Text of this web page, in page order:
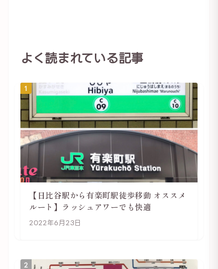
よく読まれている記事
1
【日比谷駅から有楽町駅徒歩移動 オススメ
ルート】ラッシュアワーでも快適
2022年6月23日
2